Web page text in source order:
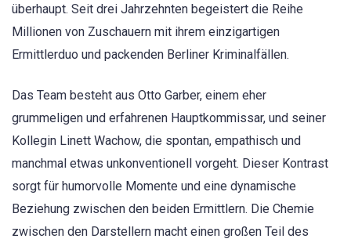
überhaupt. Seit drei Jahrzehnten begeistert die Reihe
Millionen von Zuschauern mit ihrem einzigartigen
Ermittlerduo und packenden Berliner Kriminalfällen.
Das Team besteht aus Otto Garber, einem eher
grummeligen und erfahrenen Hauptkommissar, und seiner
Kollegin Linett Wachow, die spontan, empathisch und
manchmal etwas unkonventionell vorgeht. Dieser Kontrast
sorgt für humorvolle Momente und eine dynamische
Beziehung zwischen den beiden Ermittlern. Die Chemie
zwischen den Darstellern macht einen großen Teil des